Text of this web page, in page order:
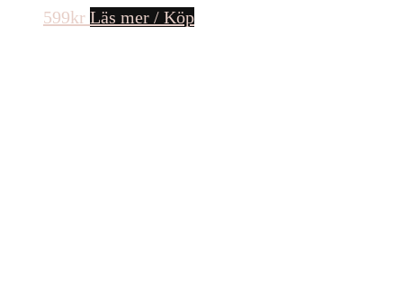
599kr Läs mer / Köp